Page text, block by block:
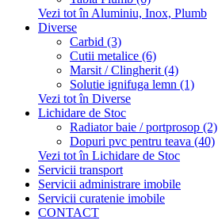
Vezi tot în Aluminiu, Inox, Plumb
Diverse
Carbid (3)
Cutii metalice (6)
Marsit / Clingherit (4)
Solutie ignifuga lemn (1)
Vezi tot în Diverse
Lichidare de Stoc
Radiator baie / portprosop (2)
Dopuri pvc pentru teava (40)
Vezi tot în Lichidare de Stoc
Servicii transport
Servicii administrare imobile
Servicii curatenie imobile
CONTACT